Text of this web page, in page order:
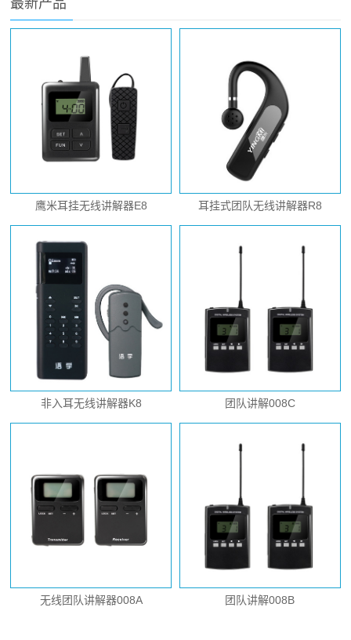
鹰米耳挂无线讲解器E8 耳挂式团队无线讲解器R8
非入耳无线讲解器K8 团队讲解008C
无线团队讲解器008A 团队讲解008B